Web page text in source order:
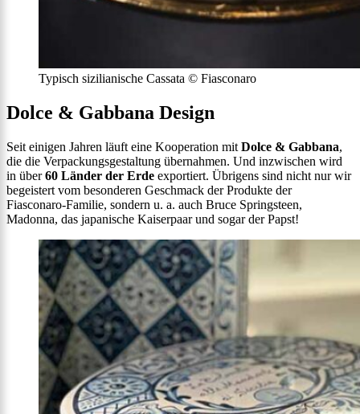
Typisch sizilianische Cassata © Fiasconaro
Dolce & Gabbana Design
Seit einigen Jahren läuft eine Kooperation mit Dolce & Gabbana,
die die Verpackungsgestaltung übernahmen. Und inzwischen wird
in über60 Länder der Erde exportiert. Übrigens sind nicht nur wir
begeistert vom besonderen Geschmack der Produkte der
Fiasconaro-Familie, sondern u. a. auch Bruce Springsteen,
Madonna, das japanische Kaiserpaar und sogar der Papst!